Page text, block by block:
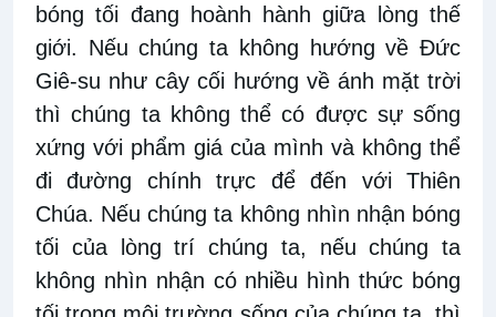
bóng tối đang hoành hành giữa lòng thế
giới. Nếu chúng ta không hướng về Đức
Giê-su như cây cối hướng về ánh mặt trời
thì chúng ta không thể có được sự sống
xứng với phẩm giá của mình và không thể
đi đường chính trực để đến với Thiên
Chúa. Nếu chúng ta không nhìn nhận bóng
tối của lòng trí chúng ta, nếu chúng ta
không nhìn nhận có nhiều hình thức bóng